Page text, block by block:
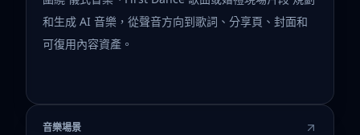
和生成 AI 音樂，從聲音方向到歌詞、分享頁、封面和
可復用內容資產。
音樂場景